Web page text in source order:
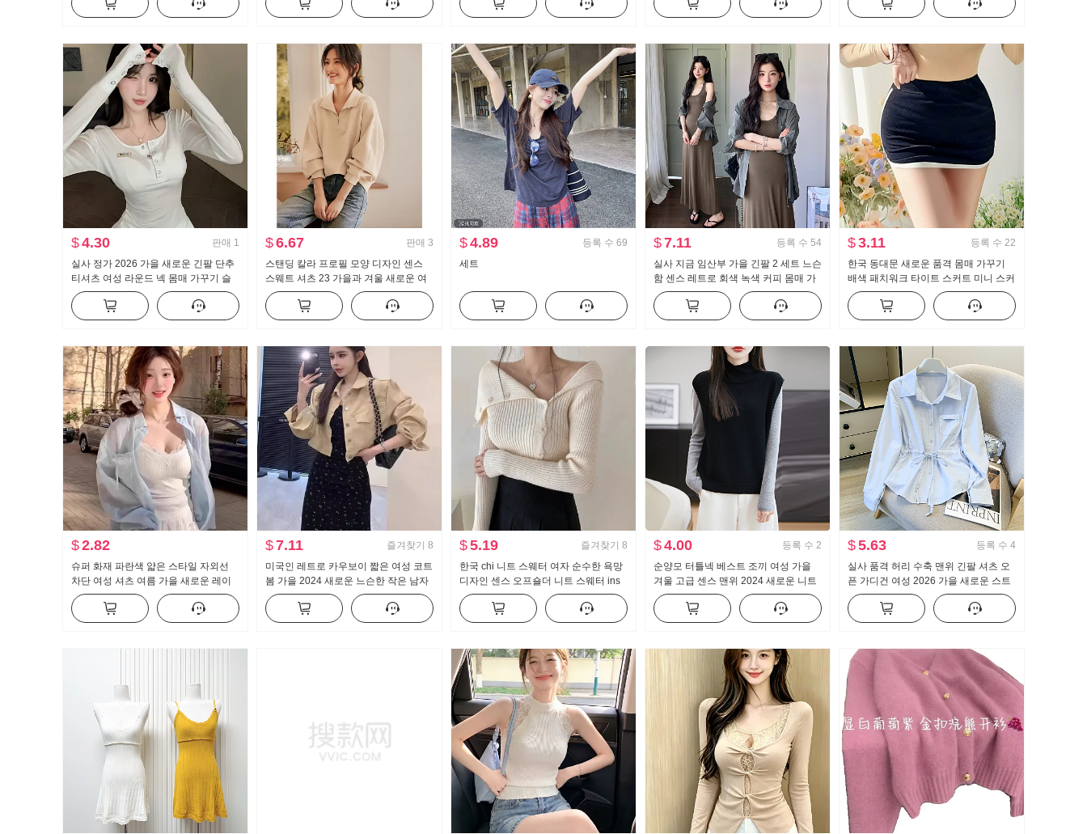
$4.30 판매 1
실사 정가 2026 가을 새로운 긴팔 단추
티셔츠 여성 라운드 넥 몸매 가꾸기 슬
림해 보이는 맨위
$6.67 판매 3
스탠딩 칼라 프로필 모양 디자인 센스
스웨트 셔츠 23 가을과 겨울 새로운 여
자 디자인 센스 지퍼 스탠딩 칼라 프로
필 모양 스웨트 셔츠
$4.89 등록 수 69
세트
$7.11 등록 수 54
실사 지금 임산부 가을 긴팔 2 세트 느슨
함 센스 레트로 회색 녹색 커피 몸매 가
꾸기 슬림해 보이는 셔츠 세트
$3.11 등록 수 22
한국 동대문 새로운 품격 몸매 가꾸기
배색 패치워크 타이트 스커트 미니 스커
트 노출 방지 디스플레이 몸 다용도 바
지 여성
$2.82
슈퍼 화재 파란색 얇은 스타일 자외선
차단 여성 셔츠 여름 가을 새로운 레이
스 조각 작은 대중 디자인 센스 품격 아
름다운 맨위
$7.11 즐겨찾기 8
미국인 레트로 카우보이 짧은 여성 코트
봄 가을 2024 새로운 느슨한 작은 남자
여가 와일드 자켓 맨위
$5.19 즐겨찾기 8
한국 chi 니트 스웨터 여자 순수한 욕망
디자인 센스 오프숄더 니트 스웨터 ins
트렌디 맨위 바로 코어 실
$4.00 등록 수 2
순양모 터틀넥 베스트 조끼 여성 가을
겨울 고급 센스 맨위 2024 새로운 니트
스웨터 스웨터 어깨 외출용
$5.63 등록 수 4
실사 품격 허리 수축 맨위 긴팔 셔츠 오
픈 가디건 여성 2026 가을 새로운 스트
라이프 셔츠 폴로 칼라 재킷